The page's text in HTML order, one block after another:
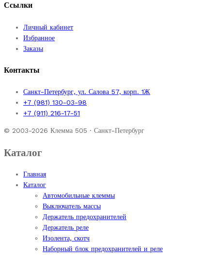
Ссылки
Личный кабинет
Избранное
Заказы
Контакты
Санкт-Петербург, ул. Салова 57, корп. 1Ж
+7 (981) 130-03-98
+7 (911) 216-17-51
© 2003-2026 Клемма 505 · Санкт-Петербург
Каталог
Главная
Каталог
Автомобильные клеммы
Выключатель массы
Держатель предохранителей
Держатель реле
Изолента, скотч
Наборный блок предохранителей и реле